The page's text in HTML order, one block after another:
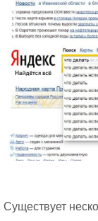
Существует